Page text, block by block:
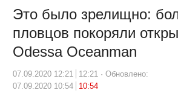
Это было зрелищно:
пловцов покоряли
Odessa Oceanman
07.09.2020 12:21 12:21
Обновлено:
07.09.2020 10:54
10:54